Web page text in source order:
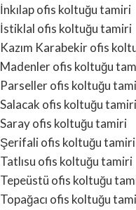
İnkılap ofis koltuğu tamiri
İstiklal ofis koltuğu tamiri
Kazım Karabekir ofis
Madenler ofis koltuğu
Parseller ofis koltuğu
Salacak ofis koltuğu tamiri
Saray ofis koltuğu tamiri
Şerifali ofis koltuğu tamiri
Tatlısu ofis koltuğu tamiri
Tepeüstü ofis koltuğu
Topağacı ofis koltuğu